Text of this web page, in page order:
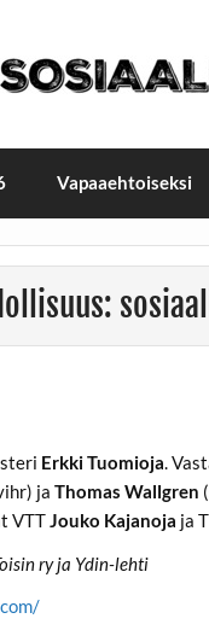
Lapinlahden
Vapaaehtoiseksi
Erkki Tuomioja.
jaThomas Wallgren
VTTJouko Kajanoja ja
ry ja Ydin-lehti